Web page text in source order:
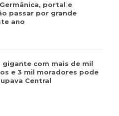
portal e
passar por grande
ano
gigante com mais de mil
e 3 mil moradores pode
Central